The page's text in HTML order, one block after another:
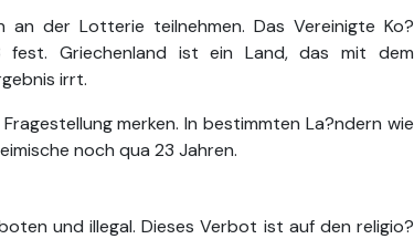
an der Lotterie teilnehmen. Das Vereinigte Ko?
Griechenland ist ein Land, das mit dem
irrt.
merken. In bestimmten La?ndern wie
noch qua 23 Jahren.
und illegal. Dieses Verbot ist auf den religio?